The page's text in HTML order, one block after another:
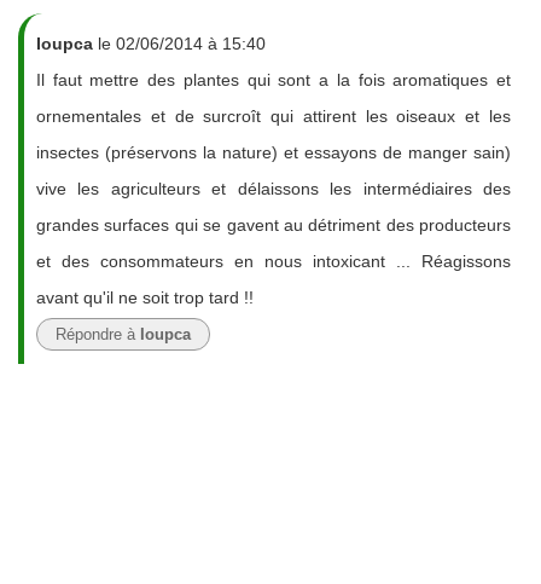
Ioupca le 02/06/2014 à 15:40
Il faut mettre des plantes qui sont a la fois aromatiques et
ornementales et de surcroît qui attirent les oiseaux et les
insectes (préservons la nature) et essayons de manger sain)
vive les agriculteurs et délaissons les intermédiaires des
grandes surfaces qui se gavent au détriment des producteurs
et des consommateurs en nous intoxicant ... Réagissons
avant qu'il ne soit trop tard !!
Répondre à Ioupca